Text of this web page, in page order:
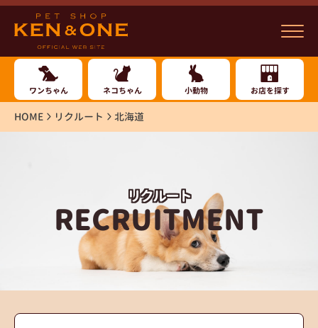
ワンちゃん ネコちゃん 小動物 お店を探す
HOME リクルート 北海道
リクルート
RECRUITMENT